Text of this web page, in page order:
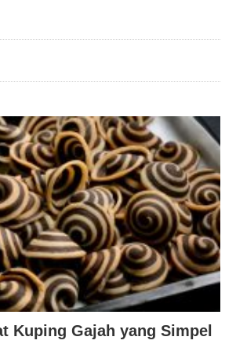
Kuping Gajah yang Simpel